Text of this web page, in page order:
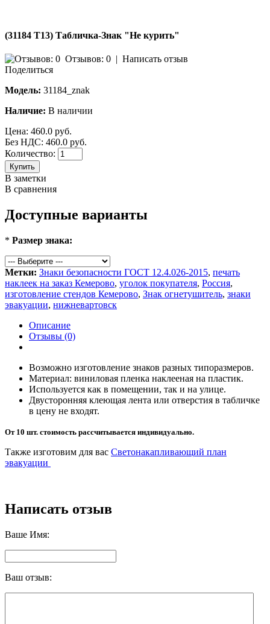
(31184 T13) Табличка-Знак "Не курить"
Отзывов: 0 | Написать отзыв
Поделиться
Модель: 31184_znak
Наличие: В наличии
Цена: 460.0 руб.
Без НДС: 460.0 руб.
Количество:
Купить
В заметки
В сравнения
Доступные варианты
* Размер знака:
Метки: Знаки безопасности ГОСТ 12.4.026-2015, печать
наклеек на заказ Кемерово, уголок покупателя, Россия,
изготовление стендов Кемерово, Знак огнетушитель, знаки
эвакуации, нижневартовск
Описание
Отзывы (0)
Возможно изготовление знаков разных типоразмеров.
Материал: виниловая пленка наклееная на пластик.
Используется как в помещении, так и на улице.
Двусторонняя клеющая лента или отверстия в табличке
в цену не входят.
От 10 шт. стоимость рассчитывается индивидуально.
Также изготовим для вас Светонакапливающий план
эвакуации
Написать отзыв
Ваше Имя:
Ваш отзыв: